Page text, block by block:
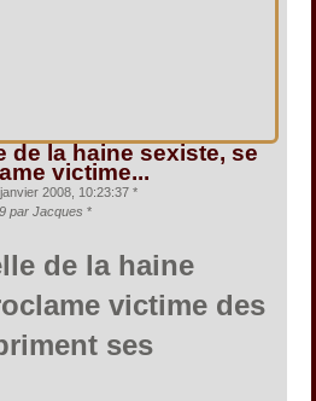
de la haine sexiste, se
victime...
2008, 10:23:37 *
par Jacques *
de la haine
victime des
ses